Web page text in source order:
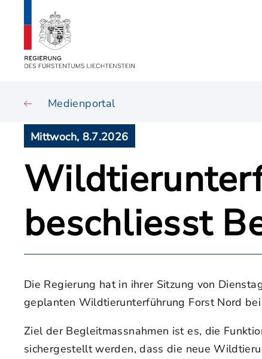
Medienportal
Mittwoch, 8.7.2026
beschliesst
Die Regierung hat in ihrer Sitzung von
geplanten Wildtierunterführung Forst Nord
Ziel der Begleitmassnahmen ist es, die
sichergestellt werden, dass die neue